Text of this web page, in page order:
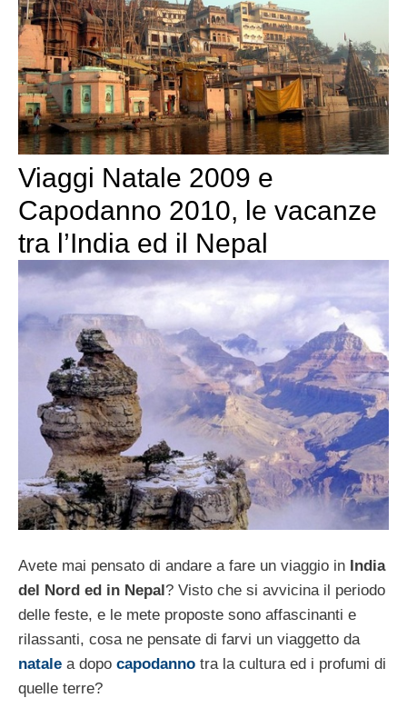
Viaggi Natale 2009 e
Capodanno 2010, le vacanze
tra l’India ed il Nepal
Avete mai pensato di andare a fare un viaggio in India
del Nord ed in Nepal? Visto che si avvicina il periodo
delle feste, e le mete proposte sono affascinanti e
rilassanti, cosa ne pensate di farvi un viaggetto da
natale a dopo capodanno tra la cultura ed i profumi di
quelle terre?